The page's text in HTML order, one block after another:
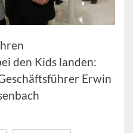
den Kids landen:
Erwin